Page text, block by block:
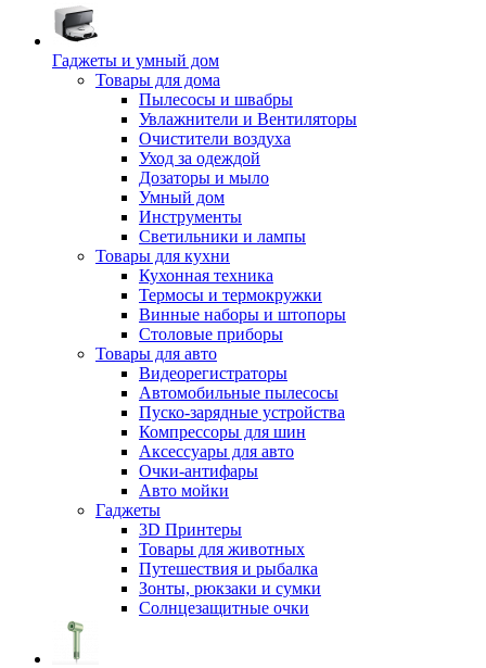
Гаджеты и умный дом
Товары для дома
Пылесосы и швабры
Увлажнители и Вентиляторы
Очистители воздуха
Уход за одеждой
Дозаторы и мыло
Умный дом
Инструменты
Светильники и лампы
Товары для кухни
Кухонная техника
Термосы и термокружки
Винные наборы и штопоры
Столовые приборы
Товары для авто
Видеорегистраторы
Автомобильные пылесосы
Пуско-зарядные устройства
Компрессоры для шин
Аксессуары для авто
Очки-антифары
Авто мойки
Гаджеты
3D Принтеры
Товары для животных
Путешествия и рыбалка
Зонты, рюкзаки и сумки
Солнцезащитные очки